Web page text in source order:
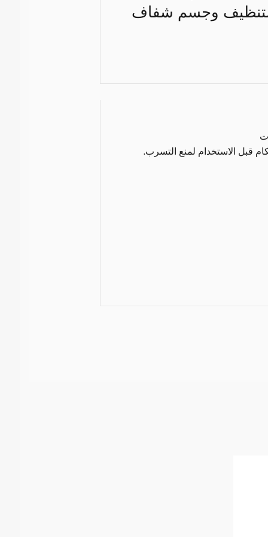
التنظيف وجسم شفاف
قبل الاستخدام لمنع التسرب.